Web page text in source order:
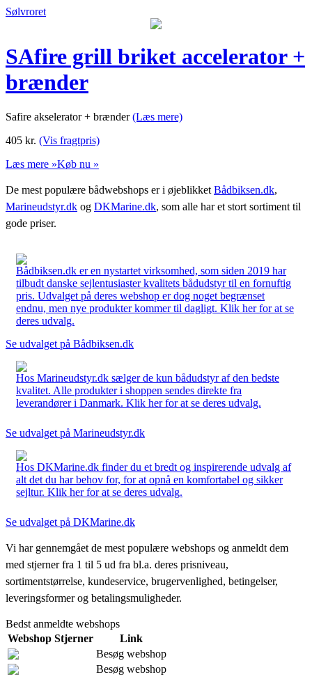
Sølvroret
SAfire grill briket accelerator +
brænder
Safire akselerator + brænder(Læs mere)
405 kr. (Vis fragtpris)
Læs mere »Køb nu »
De mest populære bådwebshops er i øjeblikket Bådbiksen.dk,
Marineudstyr.dk og DKMarine.dk, som alle har et stort sortiment til
gode priser.
Bådbiksen.dk er en nystartet virksomhed, som siden 2019 har
tilbudt danske sejlentusiaster kvalitets bådudstyr til en fornuftig
pris. Udvalget på deres webshop er dog noget begrænset
endnu, men nye produkter kommer til dagligt. Klik her for at se
deres udvalg.
Se udvalget på Bådbiksen.dk
Hos Marineudstyr.dk sælger de kun bådudstyr af den bedste
kvalitet. Alle produkter i shoppen sendes direkte fra
leverandører i Danmark. Klik her for at se deres udvalg.
Se udvalget på Marineudstyr.dk
Hos DKMarine.dk finder du et bredt og inspirerende udvalg af
alt det du har behov for, for at opnå en komfortabel og sikker
sejltur. Klik her for at se deres udvalg.
Se udvalget på DKMarine.dk
Vi har gennemgået de mest populære webshops og anmeldt dem
med stjerner fra 1 til 5 ud fra bl.a. deres prisniveau,
sortimentstørrelse, kundeservice, brugervenlighed, betingelser,
leveringsformer og betalingsmuligheder.
Bedst anmeldte webshops
Webshop Stjerner
Link
Besøg webshop
Besøg webshop